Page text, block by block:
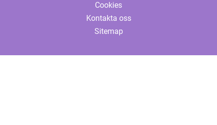
Cookies
Kontakta oss
Sitemap